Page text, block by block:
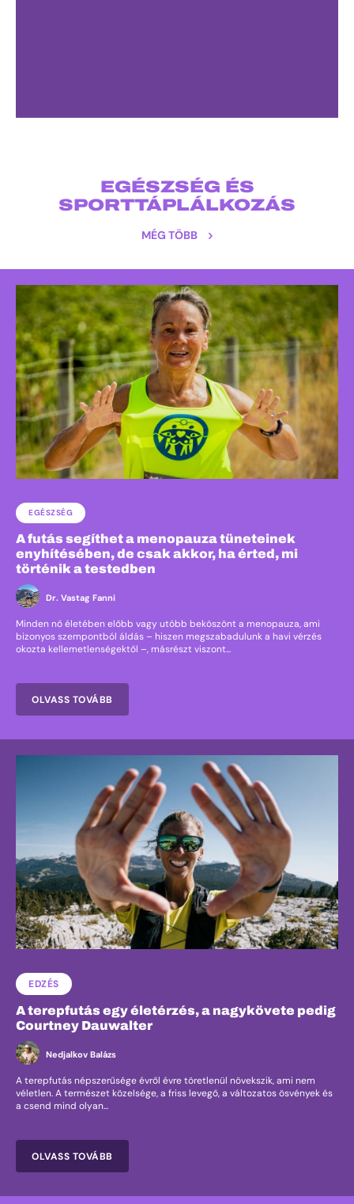
EGÉSZSÉG ÉS
SPORTTÁPLÁLKOZÁS
MÉG TÖBB
EGÉSZSÉG
A futás segíthet a menopauza tüneteinek
enyhítésében, de csak akkor, ha érted, mi
történik a testedben
Dr. Vastag Fanni
Minden nő életében előbb vagy utóbb beköszönt a menopauza, ami
bizonyos szempontból áldás – hiszen megszabadulunk a havi vérzés
okozta kellemetlenségektől –, másrészt viszont...
OLVASS TOVÁBB
EDZÉS
A terepfutás egy életérzés, a nagykövete pedig
Courtney Dauwalter
Nedjalkov Balázs
A terepfutás népszerűsége évről évre töretlenül növekszik, ami nem
véletlen. A természet közelsége, a friss levegő, a változatos ösvények és
a csend mind olyan...
OLVASS TOVÁBB